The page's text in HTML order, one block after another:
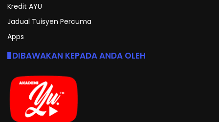
Kredit AYU
Jadual Tuisyen Percuma
Apps
DIBAWAKAN KEPADA ANDA OLEH